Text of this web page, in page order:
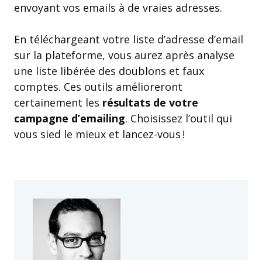
envoyant vos emails à de vraies adresses.
En téléchargeant votre liste d’adresse d’email
sur la plateforme, vous aurez après analyse
une liste libérée des doublons et faux
comptes. Ces outils amélioreront
certainement les résultats de votre
campagne d’emailing. Choisissez l’outil qui
vous sied le mieux et lancez-vous !